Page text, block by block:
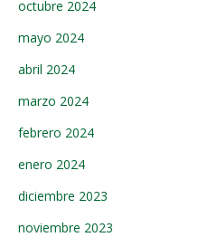
octubre 2024
mayo 2024
abril 2024
marzo 2024
febrero 2024
enero 2024
diciembre 2023
noviembre 2023